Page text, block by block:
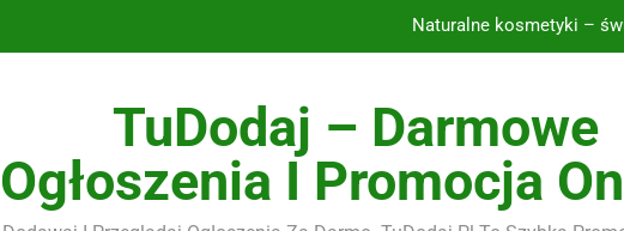
Naturalne kosmetyki –
Filmy i fotografia w erze cyfrowej – jak tworzyć, przechowywać i
Płyty tarasowe 2 cm – nowoczesne
TuDodaj – Darmowe
Ogłoszenia I Promocja